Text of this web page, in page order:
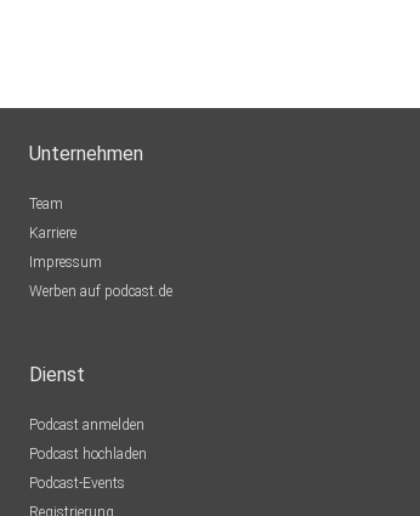
Unternehmen
Team
Karriere
Impressum
Werben auf podcast.de
Dienst
Podcast anmelden
Podcast hochladen
Podcast-Events
Registrierung